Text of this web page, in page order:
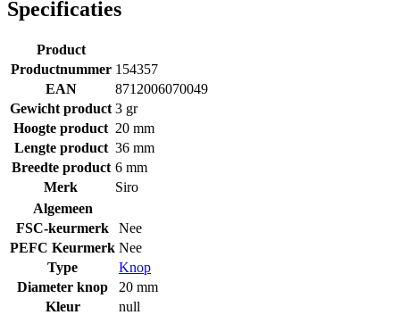
Specificaties
Product
Productnummer 154357
EAN
8712006070049
Gewicht product 3 gr
Hoogte product 20 mm
Lengte product 36 mm
Breedte product 6 mm
Merk
Siro
Algemeen
FSC-keurmerk
Nee
PEFC Keurmerk Nee
Type
Knop
Diameter knop
20 mm
Kleur
null